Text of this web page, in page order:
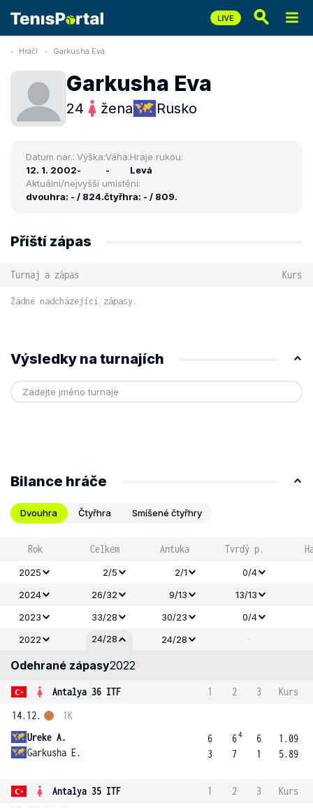
Hráči Garkusha Eva
Garkusha Eva
24 žena Rusko
Datum nar.:
12. 1. 2002
Výška:
-
Váha:
-
Hraje rukou:
Levá
Aktuální/nejvyšší umístění:
dvouhra: - / 824.čtyřhra: - / 809.
Příští zápas
Turnaj a zápas Kurs
Žádné nadcházející zápasy.
Výsledky na turnajích
Bilance hráče
Dvouhra Čtyřhra Smíšené čtyřhry
Rok Celkem Antuka Tvrdý p.
2025 2/5 2/1
0/4
2024
26/32 9/13 13/13
2023
33/28 30/23
0/4
2022
24/28 24/28 -
Odehrané zápasy2022
Antalya 36 ITF 1 2 3
Kurs
14.12.
Ureke A.
Garkusha E.
1K
6
3
64
7
6
1
1.09
5.89
Antalya 35 ITF 1 2 3
Kurs